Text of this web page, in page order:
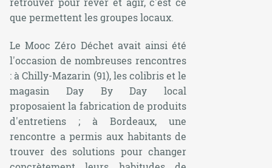
que permettent les groupes locaux.
Le Mooc Zéro Déchet avait ainsi été
l'occasion de nombreuses rencontres
: à Chilly-Mazarin (91), les colibris et le
magasin Day By Day local
proposaient la fabrication de produits
d'entretiens ; à Bordeaux, une
rencontre a permis aux habitants de
trouver des solutions pour changer